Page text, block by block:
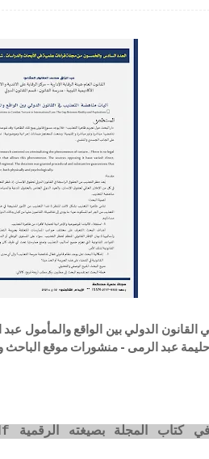
عبد الرمى - منشورات موقع الباحث و